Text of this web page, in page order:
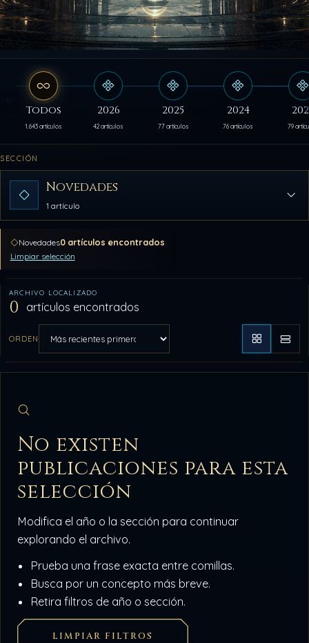
Todos
1.643 artículos
2026
42 artículos
2025
77 artículos
2024
76 artículos 79
SECCIÓN
Novedades
1 artículo
Novedades0 artículos encontrados
Limpiar selección
ARCHIVO LOCALIZADO
0 artículos encontrados
ORDEN
Aplicar orden
No existen
publicaciones para esta
selección
Modifica el año o la sección para continuar
explorando el archivo.
Prueba una frase exacta entre comillas.
Busca por un concepto más breve.
Retira filtros de año o sección.
LIMPIAR FILTROS